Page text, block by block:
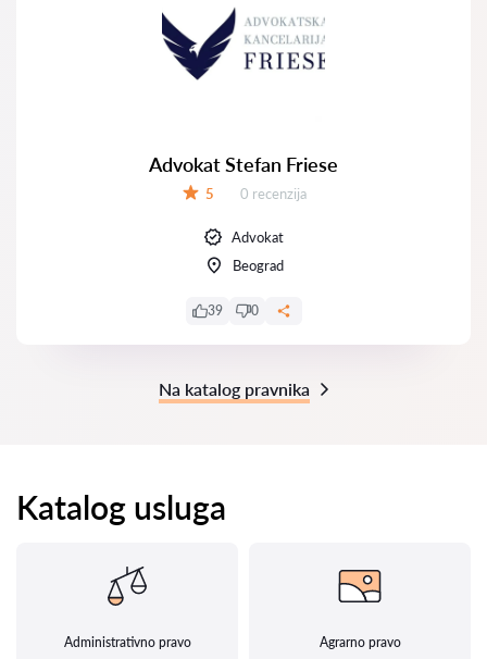
Advokat Stefan Friese
5 Recenzija:
0 recenzija
Advokat
Beograd
39 0
Na katalog pravnika
Katalog usluga
Administrativno pravo Agrarno pravo